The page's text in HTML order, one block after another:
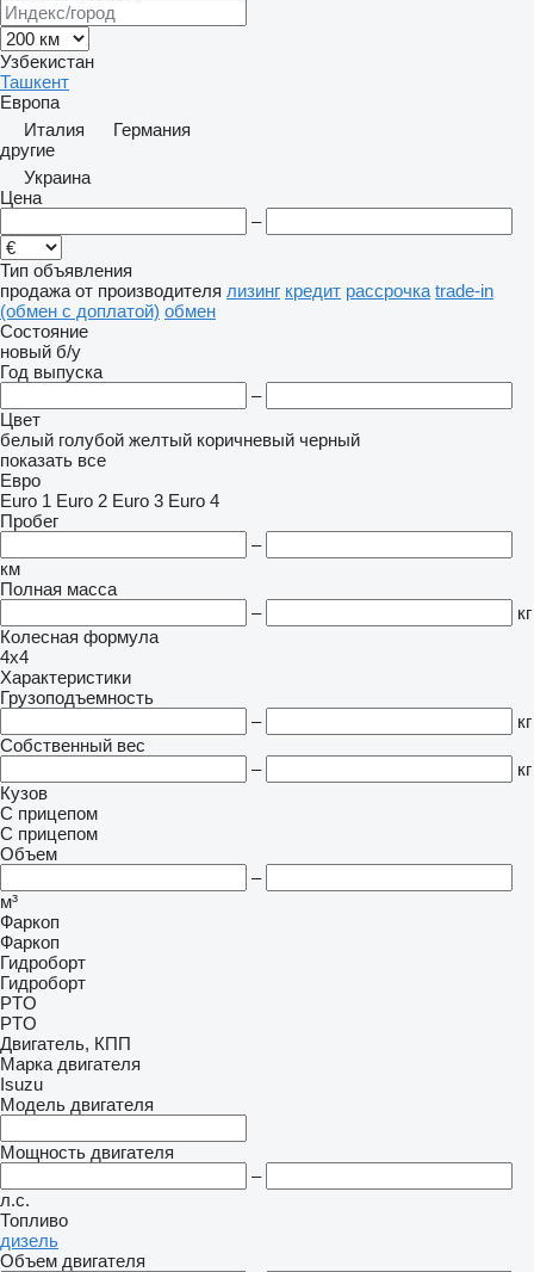
Узбекистан
Ташкент
Европа
Италия
Германия
другие
Украина
Цена
–
Тип объявления
продажа от производителя лизинг кредит рассрочка trade-in
(обмен с доплатой) обмен
Состояние
новый б/у
Год выпуска
–
Цвет
белый голубой желтый коричневый черный
показать все
Евро
Euro 1 Euro 2 Euro 3 Euro 4
Пробег
–
км
Полная масса
–
кг
Колесная формула
4x4
Характеристики
Грузоподъемность
–
кг
Собственный вес
–
кг
Кузов
С прицепом
С прицепом
Объем
–
м³
Фаркоп
Фаркоп
Гидроборт
Гидроборт
PTO
PTO
Двигатель, КПП
Марка двигателя
Isuzu
Модель двигателя
Мощность двигателя
–
л.с.
Топливо
дизель
Объем двигателя